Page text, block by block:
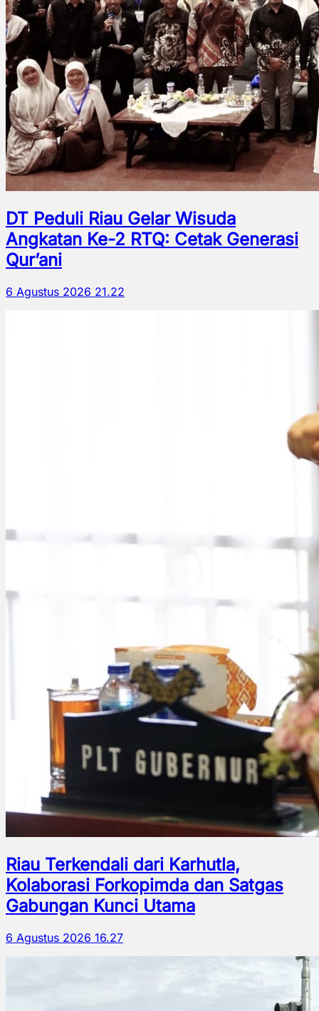
DT Peduli Riau Gelar Wisuda
Angkatan Ke-2 RTQ: Cetak Generasi
Qur’ani
6 Agustus 2026 21.22
Riau Terkendali dari Karhutla,
Kolaborasi Forkopimda dan Satgas
Gabungan Kunci Utama
6 Agustus 2026 16.27